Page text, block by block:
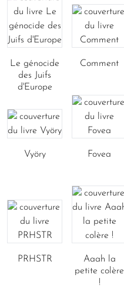
Le génocide
des Juifs
d'Europe
Comment
Vyöry Fovea
PRHSTR
Aaah la
petite colère
!